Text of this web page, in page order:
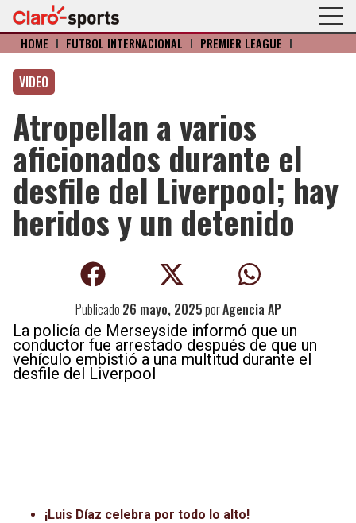
HOME I FÚTBOL INTERNACIONAL I PREMIER LEAGUE I
VIDEO
Atropellan a varios
aficionados durante el
desfile del Liverpool; hay
heridos y un detenido
Publicado 26 mayo, 2025porAgencia AP
La policía de Merseyside informó que un
conductor fue arrestado después de que un
vehículo embistió a una multitud durante el
desfile del Liverpool
¡Luis Díaz celebra por todo lo alto!